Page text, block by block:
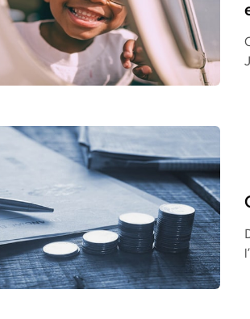
t
d
i
s
e
d